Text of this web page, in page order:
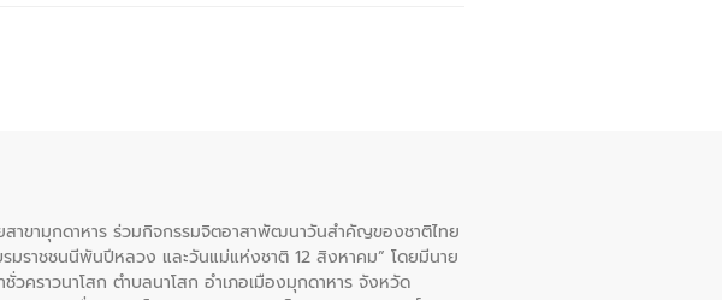
าขามุกดาหาร ร่วมกิจกรรมจิตอาสาพัฒนาวันสําคัญของชาติไทย
มราชชนนีพันปีหลวง และวันแม่แห่งชาติ 12 สิงหาคม” โดยมีนาย
คราวนาโสก ตําบลนาโสก อําเภอเมืองมุกดาหาร จังหวัด